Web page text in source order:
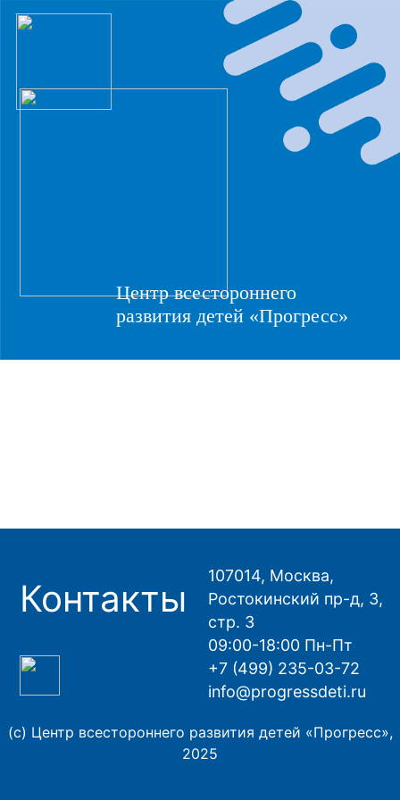
Центр всестороннего
развития детей «Прогресс»
Контакты
107014, Москва,
Ростокинский пр-д, 3,
стр. 3
09:00-18:00 Пн-Пт
+7 (499) 235-03-72
info@progressdeti.ru
(с) Центр всестороннего развития детей «Прогресс»,
2025